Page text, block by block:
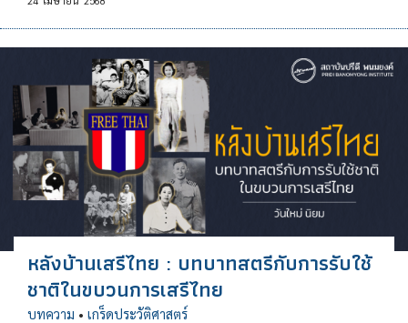
หลังบ้านเสรีไทย : บทบาทสตรีกับการรับใช้
ชาติในขบวนการเสรีไทย
บทความ • เกร็ดประวัติศาสตร์